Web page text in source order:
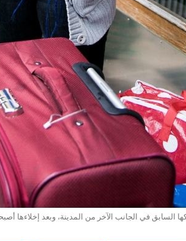
السابق في الجانب الآخر من المدينة، وبعد إخلاءها